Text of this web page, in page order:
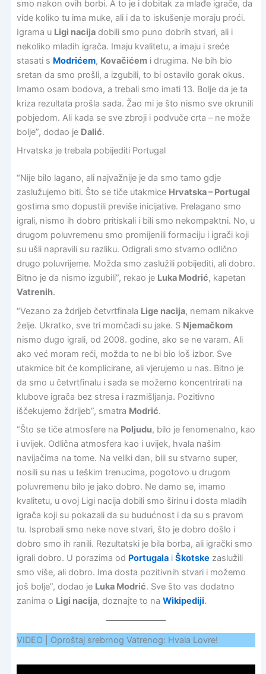
smo nakon ovih borbi. A to je i dobitak za mlađe igrače, da
vide koliko tu ima muke, ali i da to iskušenje moraju proći.
Igrama u Ligi nacijadobili smo puno dobrih stvari, ali i
nekoliko mladih igrača. Imaju kvalitetu, a imaju i sreće
stasati s Modrićem, Kovačićemi drugima. Ne bih bio
sretan da smo prošli, a izgubili, to bi ostavilo gorak okus.
Imamo osam bodova, a trebali smo imati 13. Bolje da je ta
kriza rezultata prošla sada. Žao mi je što nismo sve okrunili
pobjedom. Ali kada se sve zbroji i podvuče crta – ne može
bolje”, dodao je Dalić.
Hrvatska je trebala pobijediti Portugal
“Nije bilo lagano, ali najvažnije je da smo tamo gdje
zaslužujemo biti. Što se tiče utakmice Hrvatska – Portugal
gostima smo dopustili previše inicijative. Prelagano smo
igrali, nismo ih dobro pritiskali i bili smo nekompaktni. No, u
drugom poluvremenu smo promijenili formaciju i igrači koji
su ušli napravili su razliku. Odigrali smo stvarno odlično
drugo poluvrijeme. Možda smo zaslužili pobijediti, ali dobro.
Bitno je da nismo izgubili”, rekao je Luka Modrić, kapetan
Vatrenih.
“Vezano za ždrijeb četvrtfinala Lige nacija, nemam nikakve
želje. Ukratko, sve tri momčadi su jake. S Njemačkom
nismo dugo igrali, od 2008. godine, ako se ne varam. Ali
ako već moram reći, možda to ne bi bio loš izbor. Sve
utakmice bit će komplicirane, ali vjerujemo u nas. Bitno je
da smo u četvrtfinalu i sada se možemo koncentrirati na
klubove igrača bez stresa i razmišljanja. Pozitivno
iščekujemo ždrijeb”, smatra Modrić.
“Što se tiče atmosfere na Poljudu, bilo je fenomenalno, kao
i uvijek. Odlična atmosfera kao i uvijek, hvala našim
navijačima na tome. Na veliki dan, bili su stvarno super,
nosili su nas u teškim trenucima, pogotovo u drugom
poluvremenu bilo je jako dobro. Ne damo se, imamo
kvalitetu, u ovoj Ligi nacija dobili smo širinu i dosta mladih
igrača koji su pokazali da su budućnost i da su s pravom
tu. Isprobali smo neke nove stvari, što je dobro došlo i
dobro smo ih ranili. Rezultatski je bila borba, ali igrački smo
igrali dobro. U porazima od Portugalai Škotske zaslužili
smo više, ali dobro. Ima dosta pozitivnih stvari i možemo
još bolje”, dodao je Luka Modrić. Sve što vas dodatno
zanima o Ligi nacija, doznajte to na Wikipediji.
VIDEO | Oproštaj srebrnog Vatrenog: Hvala Lovre!